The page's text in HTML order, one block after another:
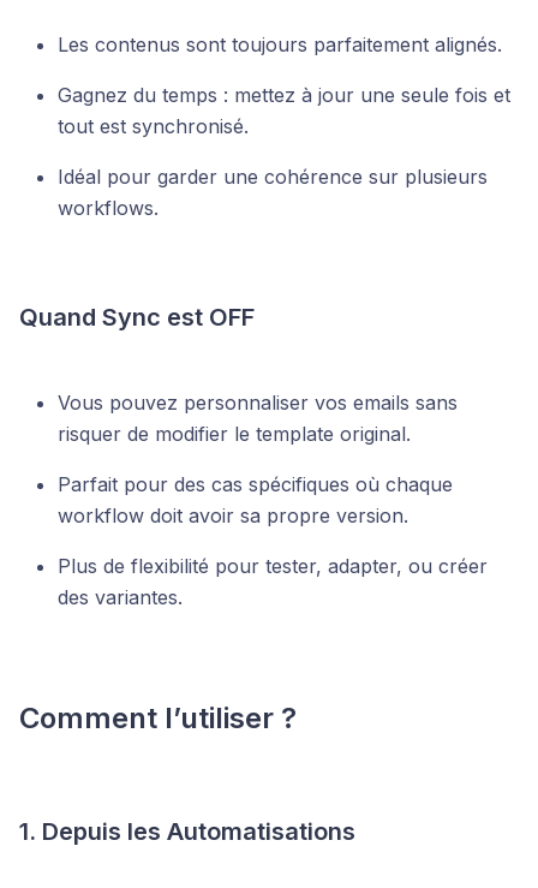
Les contenus sont toujours parfaitement alignés.
Gagnez du temps : mettez à jour une seule fois et
tout est synchronisé.
Idéal pour garder une cohérence sur plusieurs
workflows.
Quand Sync est OFF
Vous pouvez personnaliser vos emails sans
risquer de modifier le template original.
Parfait pour des cas spécifiques où chaque
workflow doit avoir sa propre version.
Plus de flexibilité pour tester, adapter, ou créer
des variantes.
Comment l’utiliser ?
1. Depuis les Automatisations